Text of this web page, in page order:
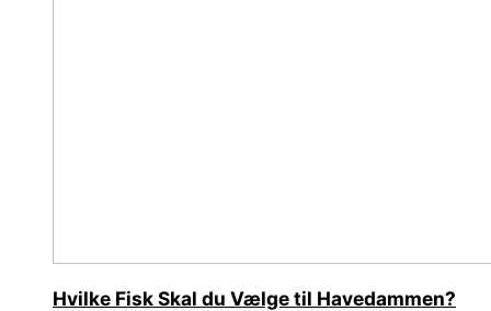
Hvilke Fisk Skal du Vælge til Havedammen?